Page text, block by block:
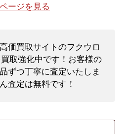
ージを見る
価買取サイトのフクウロ
取強化中です！ お客様の
ずつ丁寧に査定いたしま
査定は無料です！